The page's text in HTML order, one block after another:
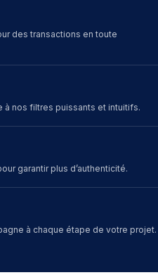
des transactions en toute
à nos filtres puissants et intuitifs.
garantir plus d’authenticité.
à chaque étape de votre projet.